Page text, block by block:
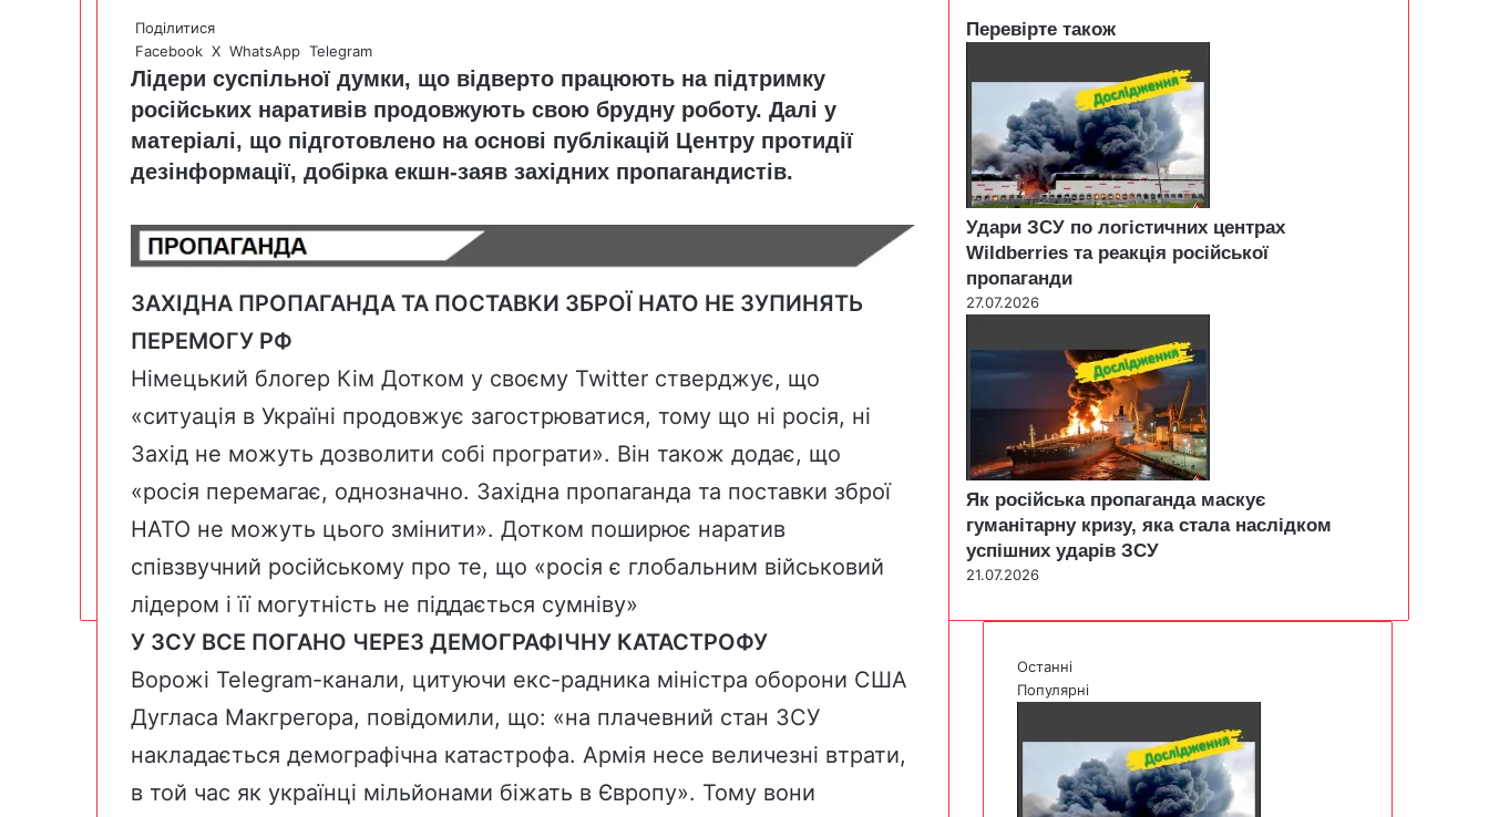
Поділитися
Facebook X WhatsApp Telegram
Лідери суспільної думки, що відверто працюють на підтримку
російських наративів продовжують свою брудну роботу. Далі у
матеріалі, що підготовлено на основі публікацій Центру протидії
дезінформації, добірка екшн-заяв західних пропагандистів.
ЗАХІДНА ПРОПАГАНДА ТА ПОСТАВКИ ЗБРОЇ НАТО НЕ ЗУПИНЯТЬ
ПЕРЕМОГУ РФ
Німецький блогер Кім Дотком у своєму Twitter стверджує, що
«ситуація в Україні продовжує загострюватися, тому що ні росія, ні
Захід не можуть дозволити собі програти». Він також додає, що
«росія перемагає, однозначно. Західна пропаганда та поставки зброї
НАТО не можуть цього змінити». Дотком поширює наратив
співзвучний російському про те, що «росія є глобальним військовий
лідером і її могутність не піддається сумніву»
У ЗСУ ВСЕ ПОГАНО ЧЕРЕЗ ДЕМОГРАФІЧНУ КАТАСТРОФУ
Ворожі Telegram-канали, цитуючи екс-радника міністра оборони США
Дугласа Макгрегора, повідомили, що: «на плачевний стан ЗСУ
накладається демографічна катастрофа. Армія несе величезні втрати,
в той час як українці мільйонами біжать в Європу». Тому вони
Перевірте також
Удари ЗСУ по логістичних центрах
Wildberries та реакція російської
пропаганди
27.07.2026
Як російська пропаганда маскує
гуманітарну кризу, яка стала наслідком
успішних ударів ЗСУ
21.07.2026
Останні
Популярні